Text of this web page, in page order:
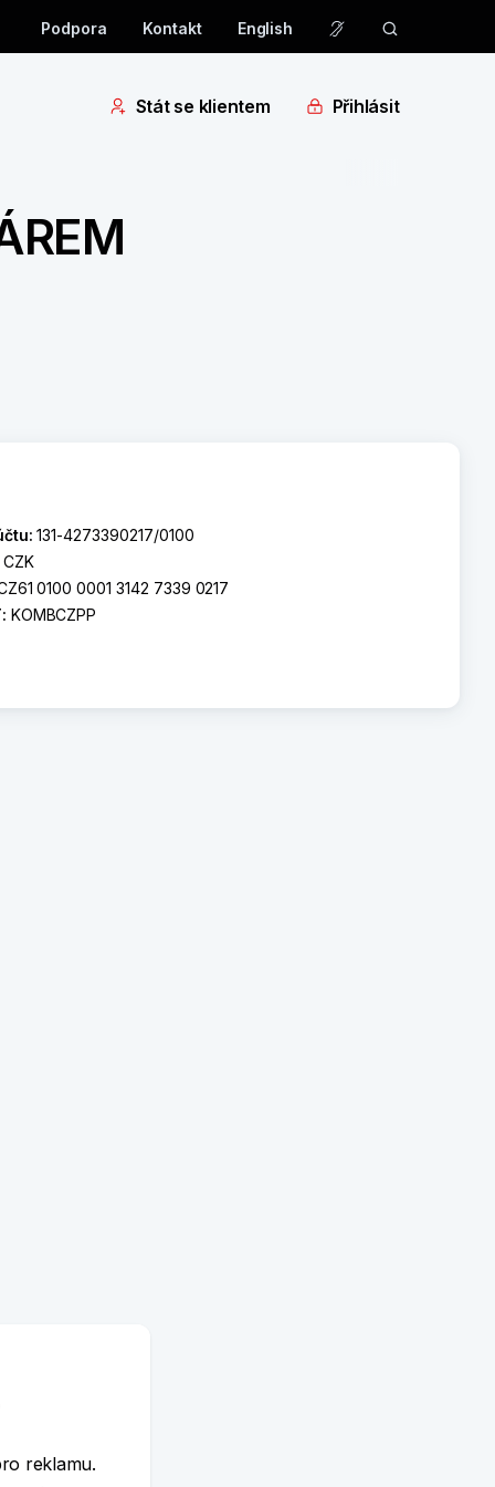
Podpora Kontakt English
Stát se klientem Přihlásit
131-4273390217/0100
CZK
0100 0001 3142 7339 0217
KOMBCZPP
reklamu.